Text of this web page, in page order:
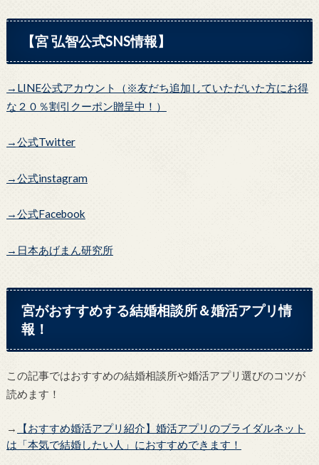
【宮 弘智公式SNS情報】
→LINE公式アカウント（※友だち追加していただいた方にお得
な２０％割引クーポン贈呈中！）
→公式Twitter
→公式instagram
→公式Facebook
→日本あげまん研究所
宮がおすすめする結婚相談所＆婚活アプリ情
報！
この記事ではおすすめの結婚相談所や婚活アプリ選びのコツが
読めます！
→
【おすすめ婚活アプリ紹介】婚活アプリのブライダルネット
は「本気で結婚したい人」におすすめできます！